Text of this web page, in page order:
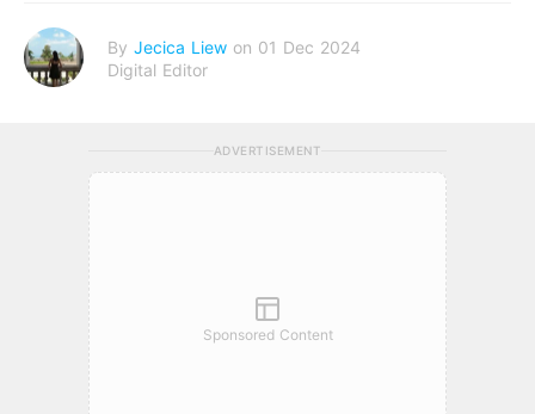
By Jecica Liew on 01 Dec 2024
Digital Editor
ADVERTISEMENT
Sponsored Content